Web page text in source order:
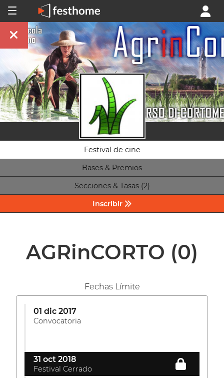
Festival de cine
Bases & Premios
Secciones & Tasas (2)
Inscribir
AGRinCORTO (0)
Fechas Límite
01 dic 2017
Convocatoria
31 oct 2018
Festival Cerrado